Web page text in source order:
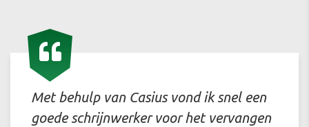
Met behulp van Casius vond ik snel een
goede schrijnwerker voor het vervangen